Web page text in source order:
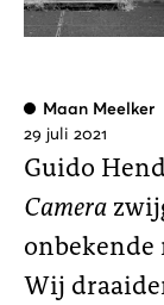
Maan Meelker
29 juli 2021
Guido
Camera
Wij